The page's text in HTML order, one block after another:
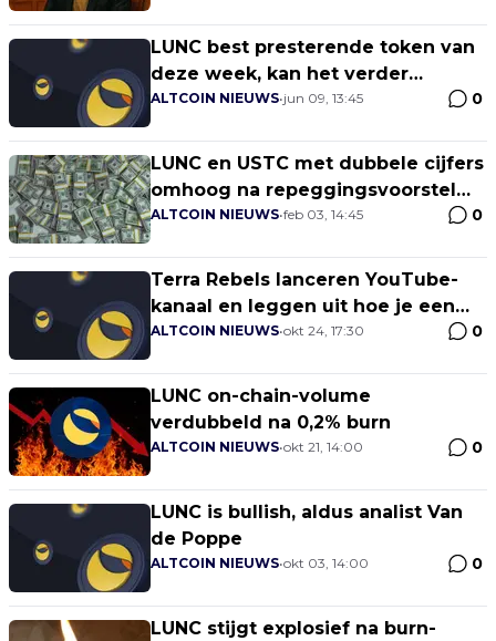
LUNC best presterende token van
deze week, kan het verder
stijgen?
ALTCOIN NIEUWS•jun 09, 13:45 0
LUNC en USTC met dubbele cijfers
omhoog na repeggingsvoorstel
met USD
ALTCOIN NIEUWS•feb 03, 14:45 0
Terra Rebels lanceren YouTube-
kanaal en leggen uit hoe je een
validator kunt worden
ALTCOIN NIEUWS•okt 24, 17:30 0
LUNC on-chain-volume
verdubbeld na 0,2% burn
ALTCOIN NIEUWS•okt 21, 14:00 0
LUNC is bullish, aldus analist Van
de Poppe
ALTCOIN NIEUWS•okt 03, 14:00 0
LUNC stijgt explosief na burn-